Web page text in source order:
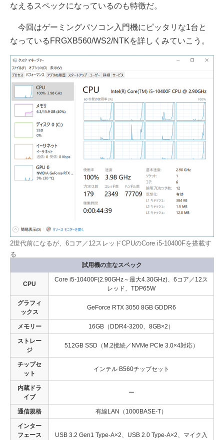
なえるスペックになっているのも特徴だ。
今回はゲーミングパソコン入門機にピッタリな1台と
なっているFRGXB560/WS2/NTKを詳しくみていこう。
2世代前になるが、6コア／12スレッドCPUのCore i5-10400Fを搭載す
る
試用機の主なスペック
CPU
Core i5-10400F(2.90GHz～最大4.30GHz)、6コア／12ス
レッド、TDP65W
グラフィ
ックス
GeForce RTX 3050 8GB GDDR6
メモリー 16GB（DDR4-3200、8GB×2）
ストレー
ジ
512GB SSD（M.2接続／NVMe PCIe 3.0×4対応）
チップセ
ット
インテル B560チップセット
内蔵ドラ
イブ
ー
通信規格 有線LAN（1000BASE-T）
インター
フェース
USB 3.2 Gen1 Type-A×2、USB 2.0 Type-A×2、マイク入